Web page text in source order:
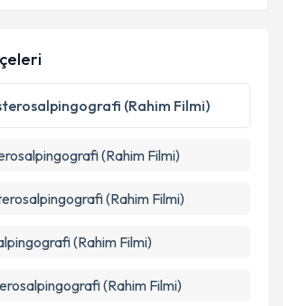
(Rahim Filmi)
(Rahim Filmi)
(Rahim Filmi)
(Rahim Filmi)
(Rahim Filmi)